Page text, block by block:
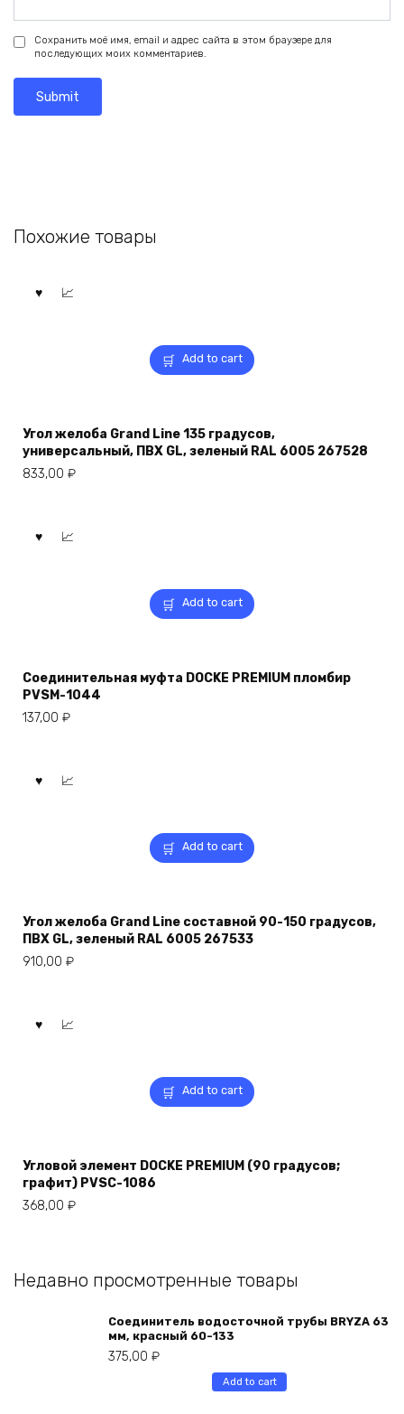
Сохранить моё имя, email и адрес сайта в этом браузере для
последующих моих комментариев.
Похожие товары
Add to cart
Угол желоба Grand Line 135 градусов,
универсальный, ПВХ GL, зеленый RAL 6005 267528
833,00 ₽
Add to cart
Соединительная муфта DOCKE PREMIUM пломбир
PVSM-1044
137,00 ₽
Add to cart
Угол желоба Grand Line составной 90-150 градусов,
ПВХ GL, зеленый RAL 6005 267533
910,00 ₽
Add to cart
Угловой элемент DOCKE PREMIUM (90 градусов;
графит) PVSC-1086
368,00 ₽
Недавно просмотренные товары
Соединитель водосточной трубы BRYZA 63
мм, краcный 60-133
375,00 ₽
Add to cart